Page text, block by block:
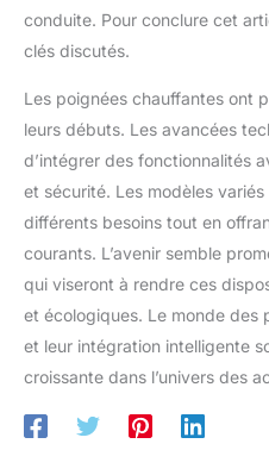
conduite. Pour conclure cet
clés discutés.
Les poignées chauffantes ont
leurs débuts. Les avancées
d’intégrer des fonctionnalités
et sécurité. Les modèles
différents besoins tout en
courants. L’avenir semble
qui viseront à rendre ces
et écologiques. Le monde des
et leur intégration intelligente
croissante dans l’univers des